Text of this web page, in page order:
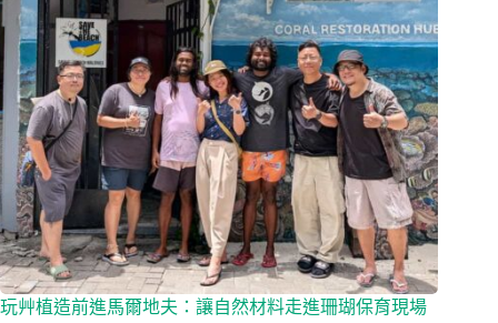
玩艸植造前進馬爾地夫：讓自然材料走進珊瑚保育現場